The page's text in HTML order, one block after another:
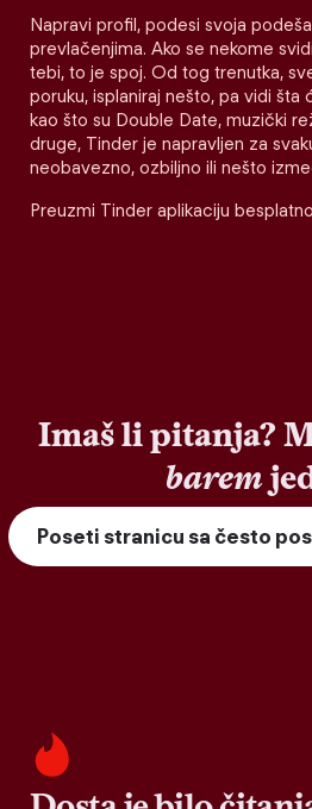
Napravi profil, podesi svoja
prevlačenjima. Ako se nekome
tebi, to je spoj. Od tog trenutka,
poruku, isplaniraj nešto, pa vidi šta
kao što su Double Date, muzički
druge, Tinder je napravljen za
neobavezno, ozbiljno ili nešto
Preuzmi Tinder aplikaciju
Imaš li pitanja?
barem
Poseti stranicu sa često